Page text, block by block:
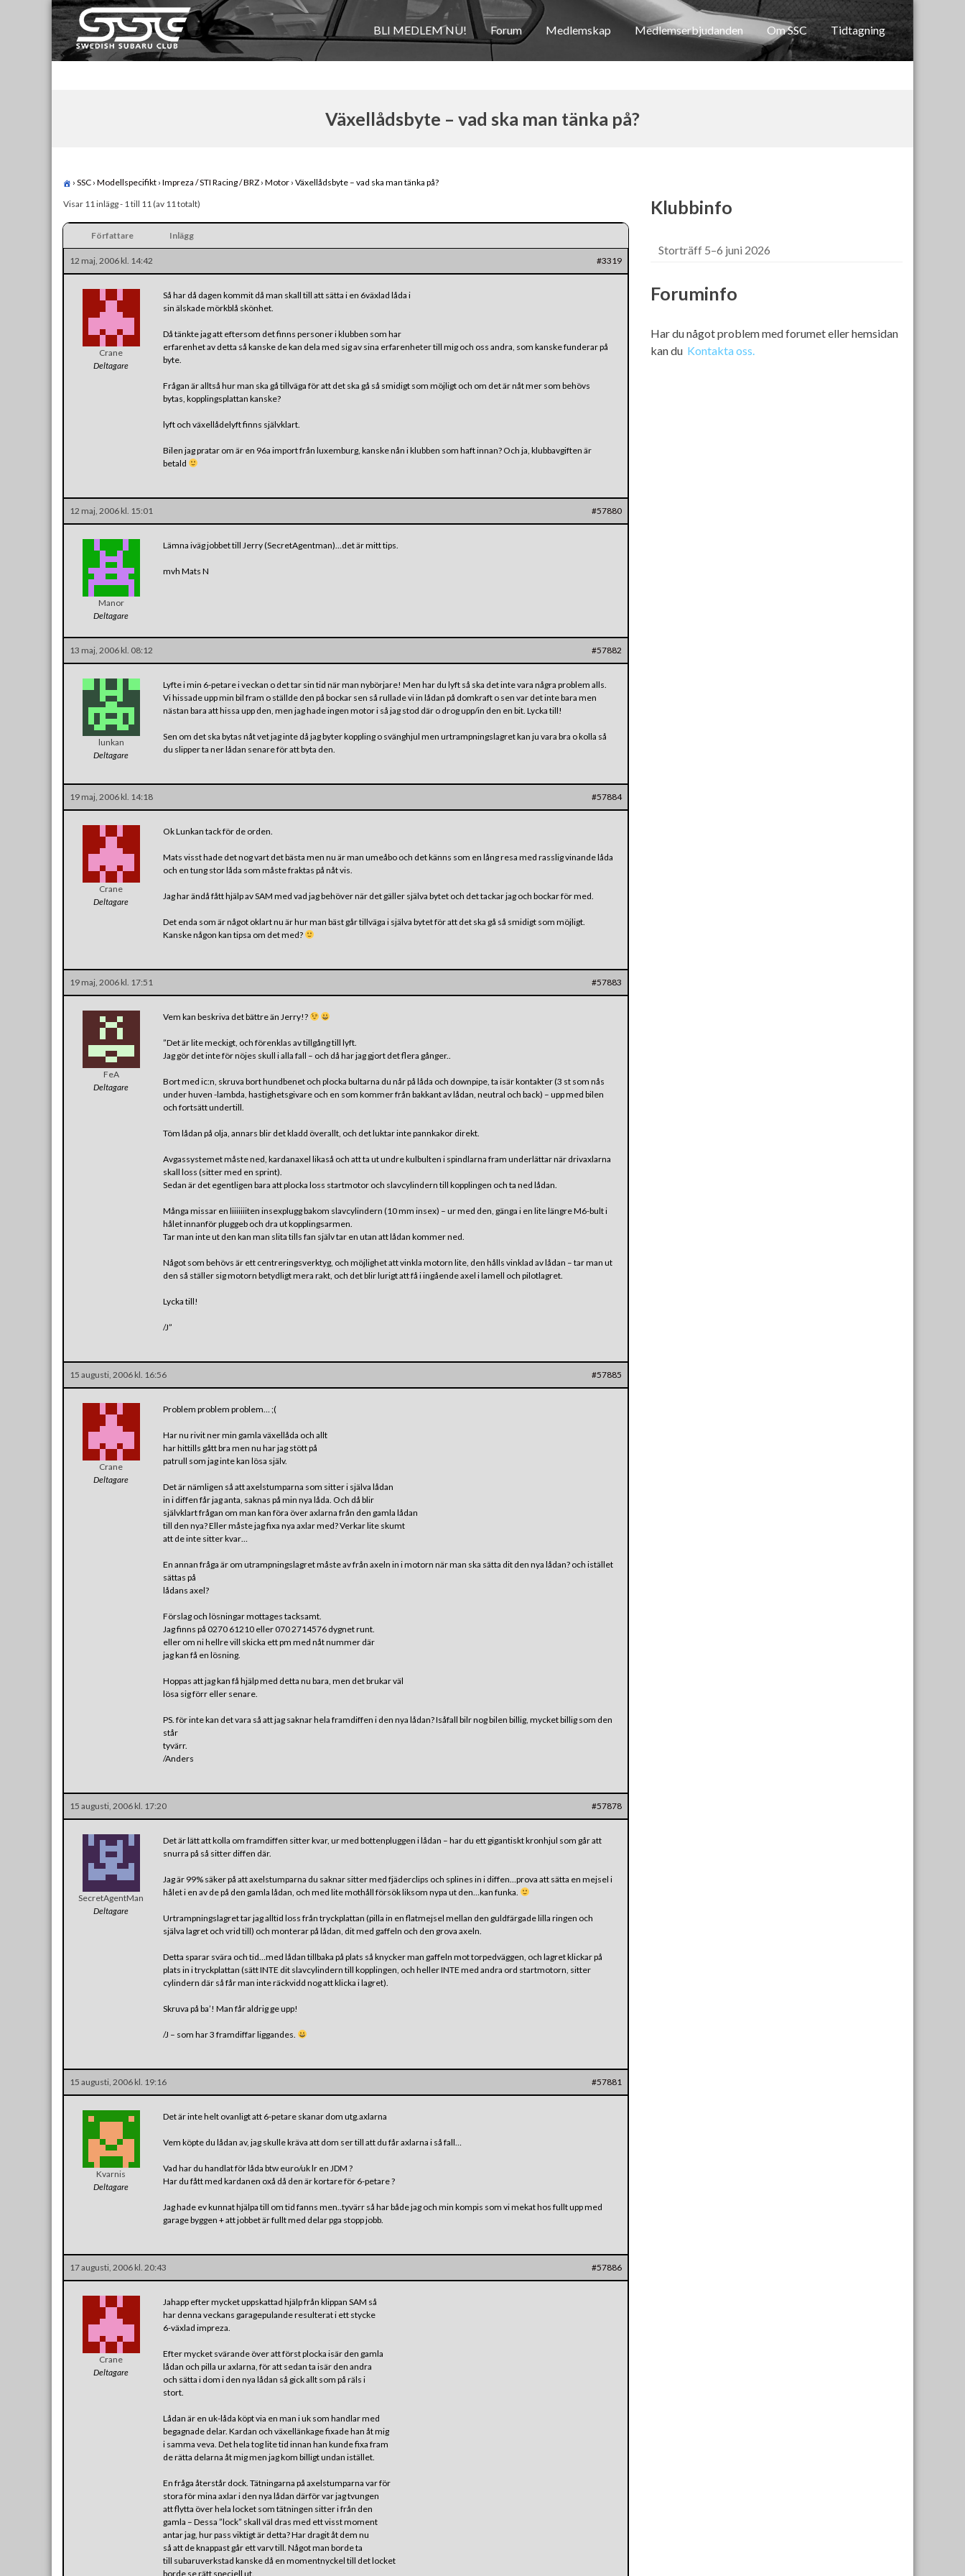
Skip
to
content
Swedish Subaru Club
För oss som älskar Subaru!
BLI MEDLEM NU! Forum Medlemskap Medlemserbjudanden Om SSC Tidtagning
Växellådsbyte – vad ska man tänka på?
› SSC › Modellspecifikt › Impreza / STI Racing / BRZ › Motor › Växellådsbyte – vad ska man tänka på?
Visar 11 inlägg - 1 till 11 (av 11 totalt)
Författare Inlägg
12 maj, 2006 kl. 14:42 #3319
Crane
Deltagare
Så har då dagen kommit då man skall till att sätta i en 6växlad låda i
sin älskade mörkblå skönhet.
Då tänkte jag att eftersom det finns personer i klubben som har
erfarenhet av detta så kanske de kan dela med sig av sina erfarenheter till mig och oss andra, som kanske funderar på
byte.
Frågan är alltså hur man ska gå tillväga för att det ska gå så smidigt som möjligt och om det är nåt mer som behövs
bytas, kopplingsplattan kanske?
lyft och växellådelyft finns självklart.
Bilen jag pratar om är en 96a import från luxemburg, kanske nån i klubben som haft innan? Och ja, klubbavgiften är
betald
12 maj, 2006 kl. 15:01 #57880
Manor
Deltagare
Lämna iväg jobbet till Jerry (SecretAgentman)…det är mitt tips.
mvh Mats N
13 maj, 2006 kl. 08:12 #57882
lunkan
Deltagare
Lyfte i min 6-petare i veckan o det tar sin tid när man nybörjare! Men har du lyft så ska det inte vara några problem alls.
Vi hissade upp min bil fram o ställde den på bockar sen så rullade vi in lådan på domkraft o sen var det inte bara men
nästan bara att hissa upp den, men jag hade ingen motor i så jag stod där o drog upp/in den en bit. Lycka till!
Sen om det ska bytas nåt vet jag inte då jag byter koppling o svänghjul men urtrampningslagret kan ju vara bra o kolla så
du slipper ta ner lådan senare för att byta den.
19 maj, 2006 kl. 14:18 #57884
Crane
Deltagare
Ok Lunkan tack för de orden.
Mats visst hade det nog vart det bästa men nu är man umeåbo och det känns som en lång resa med rasslig vinande låda
och en tung stor låda som måste fraktas på nåt vis.
Jag har ändå fått hjälp av SAM med vad jag behöver när det gäller själva bytet och det tackar jag och bockar för med.
Det enda som är något oklart nu är hur man bäst går tillväga i själva bytet för att det ska gå så smidigt som möjligt.
Kanske någon kan tipsa om det med?
19 maj, 2006 kl. 17:51 #57883
FeA
Deltagare
Vem kan beskriva det bättre än Jerry!?
”Det är lite meckigt, och förenklas av tillgång till lyft.
Jag gör det inte för nöjes skull i alla fall – och då har jag gjort det flera gånger..
Bort med ic:n, skruva bort hundbenet och plocka bultarna du når på låda och downpipe, ta isär kontakter (3 st som nås
under huven -lambda, hastighetsgivare och en som kommer från bakkant av lådan, neutral och back) – upp med bilen
och fortsätt undertill.
Töm lådan på olja, annars blir det kladd överallt, och det luktar inte pannkakor direkt.
Avgassystemet måste ned, kardanaxel likaså och att ta ut undre kulbulten i spindlarna fram underlättar när drivaxlarna
skall loss (sitter med en sprint).
Sedan är det egentligen bara att plocka loss startmotor och slavcylindern till kopplingen och ta ned lådan.
Många missar en liiiiiiiten insexplugg bakom slavcylindern (10 mm insex) – ur med den, gänga i en lite längre M6-bult i
hålet innanför pluggeb och dra ut kopplingsarmen.
Tar man inte ut den kan man slita tills fan själv tar en utan att lådan kommer ned.
Något som behövs är ett centreringsverktyg, och möjlighet att vinkla motorn lite, den hålls vinklad av lådan – tar man ut
den så ställer sig motorn betydligt mera rakt, och det blir lurigt att få i ingående axel i lamell och pilotlagret.
Lycka till!
/J”
15 augusti, 2006 kl. 16:56 #57885
Crane
Deltagare
Problem problem problem… ;(
Har nu rivit ner min gamla växellåda och allt
har hittills gått bra men nu har jag stött på
patrull som jag inte kan lösa själv.
Det är nämligen så att axelstumparna som sitter i själva lådan
in i diffen får jag anta, saknas på min nya låda. Och då blir
självklart frågan om man kan föra över axlarna från den gamla lådan
till den nya? Eller måste jag fixa nya axlar med? Verkar lite skumt
att de inte sitter kvar…
En annan fråga är om utrampningslagret måste av från axeln in i motorn när man ska sätta dit den nya lådan? och istället
sättas på
lådans axel?
Förslag och lösningar mottages tacksamt.
Jag finns på 0270 61210 eller 070 2714576 dygnet runt.
eller om ni hellre vill skicka ett pm med nåt nummer där
jag kan få en lösning.
Hoppas att jag kan få hjälp med detta nu bara, men det brukar väl
lösa sig förr eller senare.
PS. för inte kan det vara så att jag saknar hela framdiffen i den nya lådan? Isåfall bilr nog bilen billig, mycket billig som den
står
tyvärr.
/Anders
15 augusti, 2006 kl. 17:20 #57878
SecretAgentMan
Deltagare
Det är lätt att kolla om framdiffen sitter kvar, ur med bottenpluggen i lådan – har du ett gigantiskt kronhjul som går att
snurra på så sitter diffen där.
Jag är 99% säker på att axelstumparna du saknar sitter med fjäderclips och splines in i diffen…prova att sätta en mejsel i
hålet i en av de på den gamla lådan, och med lite mothåll försök liksom nypa ut den…kan funka.
Urtrampningslagret tar jag alltid loss från tryckplattan (pilla in en flatmejsel mellan den guldfärgade lilla ringen och
själva lagret och vrid till) och monterar på lådan, dit med gaffeln och den grova axeln.
Detta sparar svära och tid…med lådan tillbaka på plats så knycker man gaffeln mot torpedväggen, och lagret klickar på
plats in i tryckplattan (sätt INTE dit slavcylindern till kopplingen, och heller INTE med andra ord startmotorn, sitter
cylindern där så får man inte räckvidd nog att klicka i lagret).
Skruva på ba’! Man får aldrig ge upp!
/J – som har 3 framdiffar liggandes.
15 augusti, 2006 kl. 19:16 #57881
Kvarnis
Deltagare
Det är inte helt ovanligt att 6-petare skanar dom utg.axlarna
Vem köpte du lådan av, jag skulle kräva att dom ser till att du får axlarna i så fall…
Vad har du handlat för låda btw euro/uk lr en JDM ?
Har du fått med kardanen oxå då den är kortare för 6-petare ?
Jag hade ev kunnat hjälpa till om tid fanns men..tyvärr så har både jag och min kompis som vi mekat hos fullt upp med
garage byggen + att jobbet är fullt med delar pga stopp jobb.
17 augusti, 2006 kl. 20:43 #57886
Crane
Deltagare
Jahapp efter mycket uppskattad hjälp från klippan SAM så
har denna veckans garagepulande resulterat i ett stycke
6-växlad impreza.
Efter mycket svärande över att först plocka isär den gamla
lådan och pilla ur axlarna, för att sedan ta isär den andra
och sätta i dom i den nya lådan så gick allt som på räls i
stort.
Lådan är en uk-låda köpt via en man i uk som handlar med
begagnade delar. Kardan och växellänkage fixade han åt mig
i samma veva. Det hela tog lite tid innan han kunde fixa fram
de rätta delarna åt mig men jag kom billigt undan istället.
En fråga återstår dock. Tätningarna på axelstumparna var för
stora för mina axlar i den nya lådan därför var jag tvungen
att flytta över hela locket som tätningen sitter i från den
gamla – Dessa ”lock” skall väl dras med ett visst moment
antar jag, hur pass viktigt är detta? Har dragit åt dem nu
så att de knappast går ett varv till. Något man borde ta
till subaruverkstad kanske då en momentnyckel till det locket
borde se rätt speciell ut.
Klubbinfo
Storträff 5–6 juni 2026
Foruminfo
Har du något problem med forumet eller hemsidan
kan du Kontakta oss.